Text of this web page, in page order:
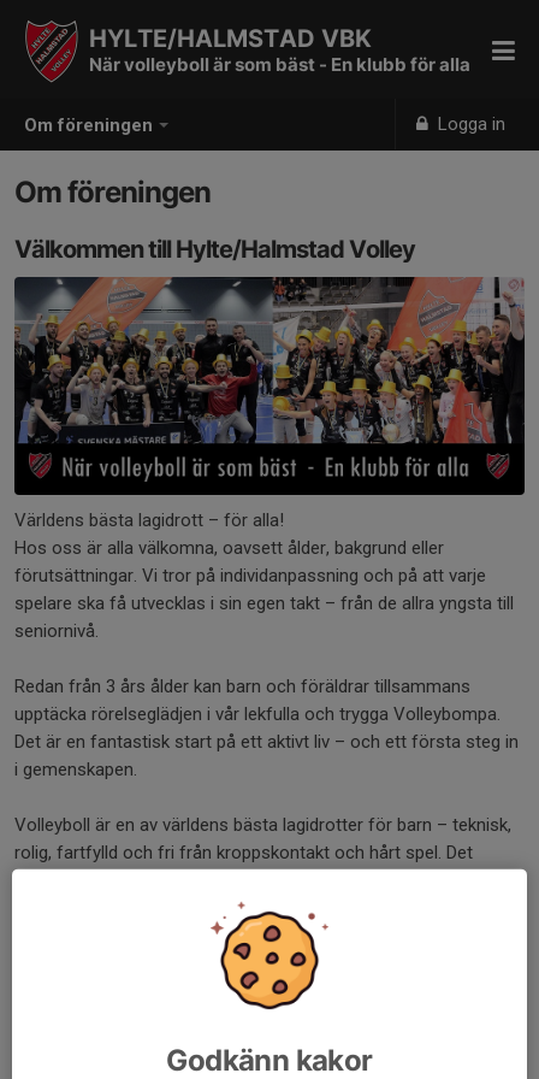
Om föreningen Logga in
HYLTE/HALMSTAD VBK
När volleyboll är som bäst - En klubb för alla
Om föreningen
Välkommen till Hylte/Halmstad Volley
Världens bästa lagidrott – för alla!
Hos oss är alla välkomna, oavsett ålder, bakgrund eller
förutsättningar. Vi tror på individanpassning och på att varje
spelare ska få utvecklas i sin egen takt – från de allra yngsta till
seniornivå.
Redan från 3 års ålder kan barn och föräldrar tillsammans
upptäcka rörelseglädjen i vår lekfulla och trygga Volleybompa.
Det är en fantastisk start på ett aktivt liv – och ett första steg in
i gemenskapen.
Volleyboll är en av världens bästa lagidrotter för barn – teknisk,
rolig, fartfylld och fri från kroppskontakt och hårt spel. Det
Idrotten spelar också en viktig roll i samhället. Den ger barn och
unga en meningsfull fritid, bygger gemenskap och stärker både
fysisk och mental hälsa. Studier visar att en aktiv fritid minskar
Godkänn kakor